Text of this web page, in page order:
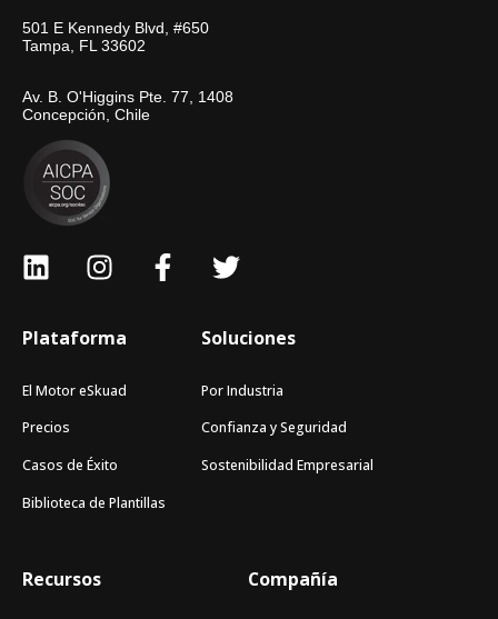
501 E Kennedy Blvd, #650
Tampa, FL 33602
Av. B. O'Higgins Pte. 77, 1408
Concepción, Chile
Plataforma
El Motor eSkuad
Precios
Casos de Éxito
Biblioteca de Plantillas
Soluciones
Por Industria
Confianza y Seguridad
Sostenibilidad Empresarial
Recursos Compañía